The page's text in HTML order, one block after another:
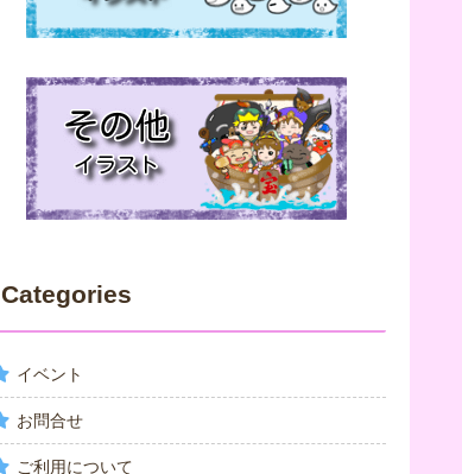
Categories
イベント
お問合せ
ご利用について